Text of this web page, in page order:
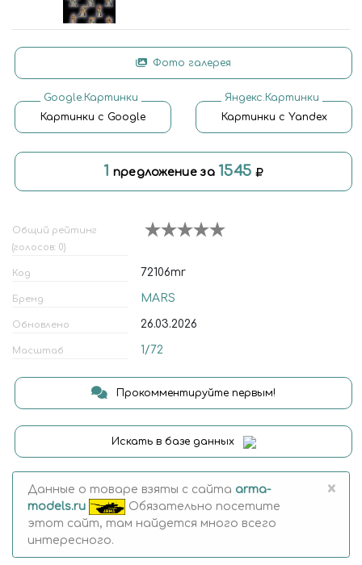
Фото галерея
Google.Картинки
Картинки с Google
Яндекс.Картинки
Картинки с Yandex
1 предложение за 1545
Общий рейтинг
(голосов: 0)
Код 72106mr
Бренд MARS
Обновлено 26.03.2026
Масштаб 1/72
Прокомментируйте первым!
Искать в базе данных
Данные о товаре взяты с сайта arma-
models.ru
Обязательно посетите
этот сайт, там найдется много всего
интересного.
×